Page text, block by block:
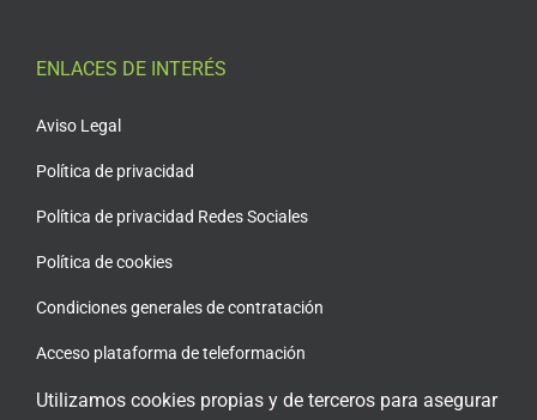
ENLACES DE INTERÉS
Aviso Legal
Política de privacidad
Política de privacidad Redes Sociales
Política de cookies
Condiciones generales de contratación
Acceso plataforma de teleformación
Utilizamos cookies propias y de terceros para asegurar